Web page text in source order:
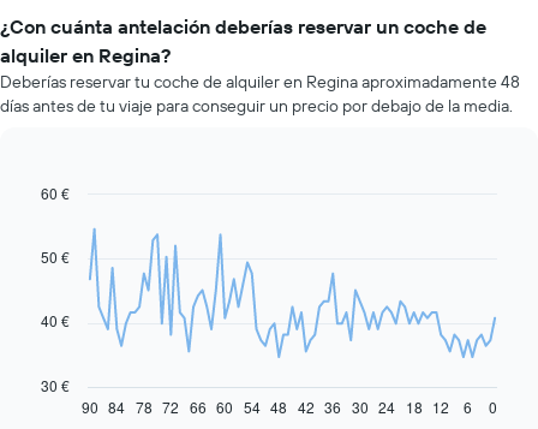
¿Con cuánta antelación deberías reservar un coche de
alquiler en Regina?
Deberías reservar tu coche de alquiler en Regina aproximadamente 48
días antes de tu viaje para conseguir un precio por debajo de la media.
Line
91
data
gráfico
muestra
Chart
30 €
40 €
50 €
60 €
90 84 78 72 66 60 54 48 42 36 30 24 18 12 6 0